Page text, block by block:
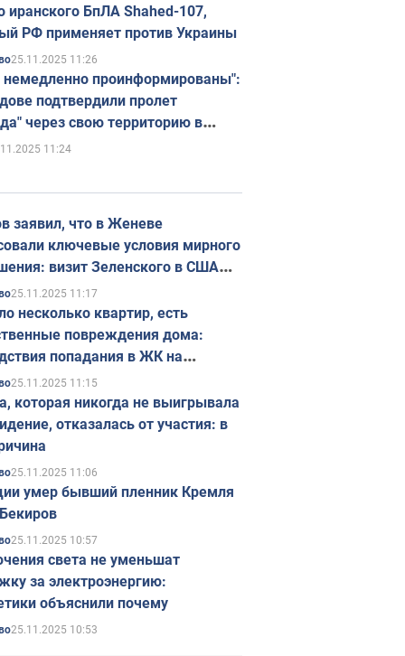
иранского БпЛА Shahed-107,
РФ применяет против Украины
25.11.2025 11:26
проинформированы":
подтвердили пролет
через свою территорию в
11:24
заявил, что в Женеве
ключевые условия мирного
визит Зеленского в США
в ноябре
25.11.2025 11:17
несколько квартир, есть
повреждения дома:
попадания в ЖК на
в Киеве. Фото
25.11.2025 11:15
которая никогда не выигрывала
отказалась от участия: в
25.11.2025 11:06
умер бывший пленник Кремля
25.11.2025 10:57
света не уменьшат
за электроэнергию:
объяснили почему
25.11.2025 10:53